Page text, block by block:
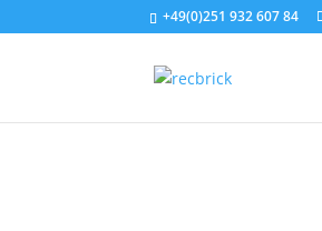
+49(0)251 932 607 84